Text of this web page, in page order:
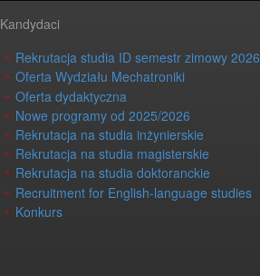
Kandydaci
Rekrutacja studia ID semestr zimowy 2026
Oferta Wydziału Mechatroniki
Oferta dydaktyczna
Nowe programy od 2025/2026
Rekrutacja na studia inżynierskie
Rekrutacja na studia magisterskie
Rekrutacja na studia doktoranckie
Recruitment for English-language studies
Konkurs